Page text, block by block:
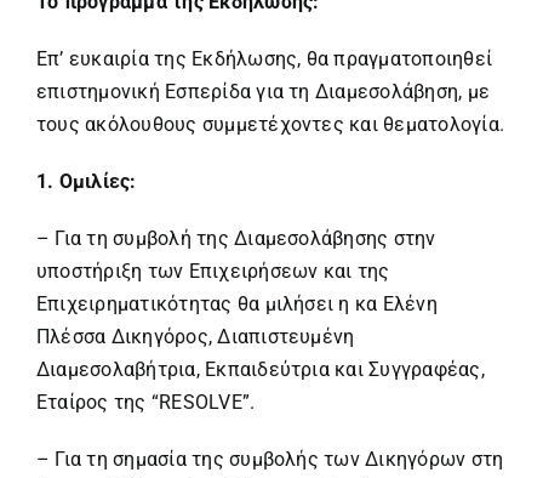
Επ’ ευκαιρία της Εκδήλωσης, θα πραγματοποιηθεί
επιστημονική Εσπερίδα για τη Διαμεσολάβηση, με
τους ακόλουθους συμμετέχοντες και θεματολογία.
1. Ομιλίες:
– Για τη συμβολή της Διαμεσολάβησης στην
υποστήριξη των Επιχειρήσεων και της
Επιχειρηματικότητας θα μιλήσει η κα Ελένη
Πλέσσα Δικηγόρος, Διαπιστευμένη
Διαμεσολαβήτρια, Εκπαιδεύτρια και Συγγραφέας,
Εταίρος της “RESOLVE”.
– Για τη σημασία της συμβολής των Δικηγόρων στη